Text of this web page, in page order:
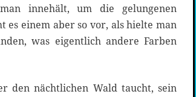
innehält, um die gelungenen
es einem aber so vor, als hielte man
was eigentlich andere Farben
den nächtlichen Wald taucht, sein